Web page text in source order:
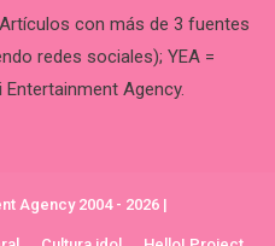
con más de 3 fuentes
redes sociales); YEA =
Agency.
Agency 2004 - 2026 |